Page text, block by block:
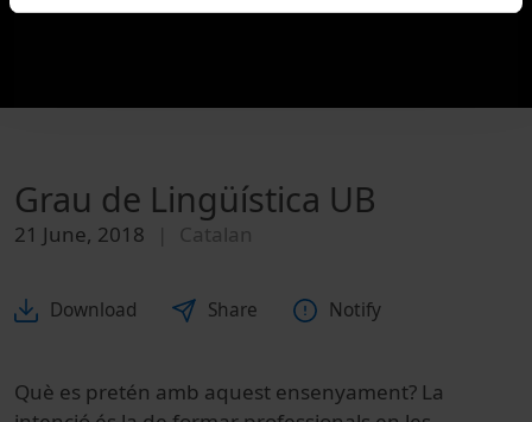
Grau de Lingüística UB
21 June, 2018 Catalan
Download Share Notify
Què es pretén amb aquest ensenyament? La